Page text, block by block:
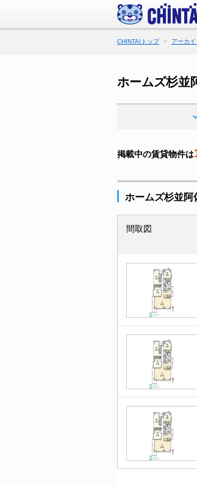
CHINTAIトップ アーカイ
ホームズ杉並
掲載中の賃貸物件は
ホームズ杉並阿
間取図